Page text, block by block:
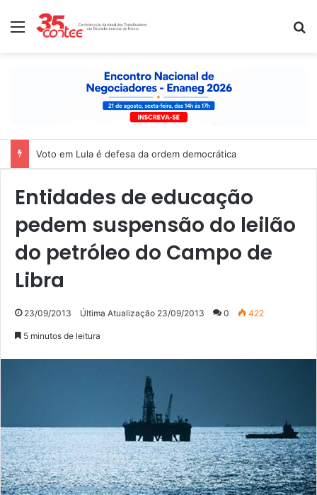
Menu
Nota de solidariedade ao povo venezuelano
Entidades de educação
pedem suspensão do leilão
do petróleo do Campo de
Libra
23/09/2013 Última Atualização 23/09/2013 0 422
5 minutos de leitura